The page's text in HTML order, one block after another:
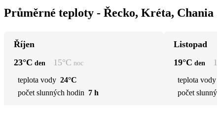
Průměrné teploty - Řecko, Kréta, Chania
Říjen
23°C den 15°C noc
teplota vody 24°C
počet slunných hodin 7 h
Listopad
19°C den
teplota vody
počet